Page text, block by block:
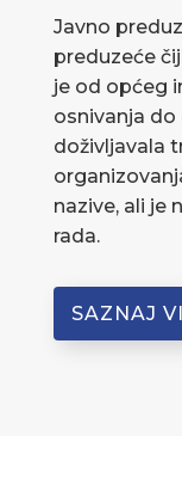
Javno
preduzeće
je od općeg
osnivanja do
doživljavala
nazive, ali je
rada.
SAZNAJ